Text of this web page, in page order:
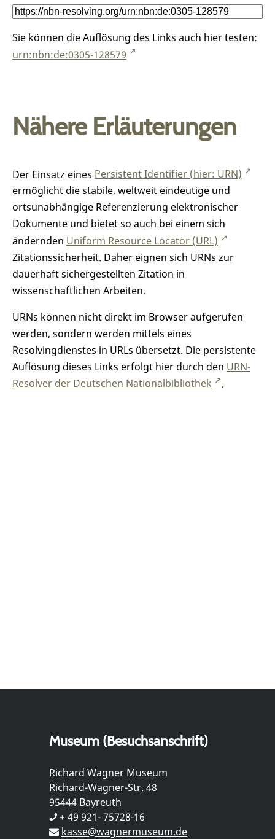
Sie können die Auflösung des Links auch hier testen:
urn:nbn:de:0305-128579
Nähere Erläuterungen
Der Einsatz eines Persistent Identifier (hier: URN)
ermöglicht die stabile, weltweit eindeutige und
ortsunabhängige Referenzierung elektronischer
Dokumente und bietet so auch bei einem sich
ändernden Uniform Resource Locator (URL)
Zitationssicherheit. Daher eignen sich URNs zur
dauerhaft sichergestellten Zitation in
wissenschaftlichen Arbeiten.
URNs können nicht direkt im Browser aufgerufen
werden, sondern werden mittels eines
Resolvingdienstes in URLs übersetzt. Die persistente
Auflösung dieses Links erfolgt hier durch den URN-
Resolver der Deutschen Nationalbibliothek
.
Museum (Besuchsanschrift)
Richard Wagner Museum
Richard-Wagner-Str. 48
95444 Bayreuth
+ 49 921- 75728-16
kasse@wagnermuseum.de